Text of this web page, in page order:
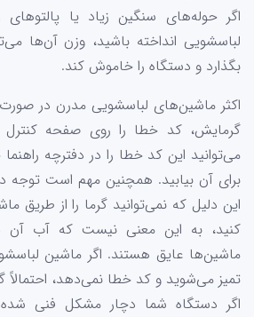
اگر حوله‌های سنگین زیاد یا
لباسشویی انداخته باشید، وزن آن‌ها
بگذارد و دستگاه را خاموش کند.
اکثر ماشین‌های لباسشویی مدرن در
گرمایش، کد خطا را روی صفحه
می‌توانید این کد خطا را در دفترچه
برای آن بیابید. همچنین مهم است توجه
این دلیل که نمی‌توانید گرما را از
کنید، به این معنی نیست که آب آن
تمیز می‌شوید و کد خطا نمی‌دهد،
اگر دستگاه شما دچار مشکل فنی شده